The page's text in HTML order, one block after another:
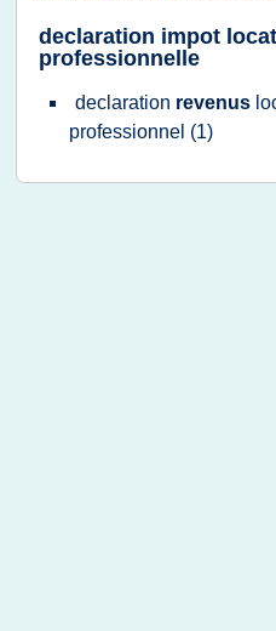
declaration impot
professionnelle
declaration revenus
professionnel (1)